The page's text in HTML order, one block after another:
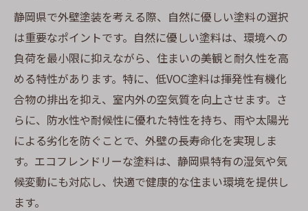
静岡県で外壁塗装を考える際、自然に優しい塗料の選択
は重要なポイントです。自然に優しい塗料は、環境への
負荷を最小限に抑えながら、住まいの美観と耐久性を高
める特性があります。特に、低VOC塗料は揮発性有機化
合物の排出を抑え、室内外の空気質を向上させます。さ
らに、防水性や耐候性に優れた特性を持ち、雨や太陽光
による劣化を防ぐことで、外壁の長寿命化を実現しま
す。エコフレンドリーな塗料は、静岡県特有の湿気や気
候変動にも対応し、快適で健康的な住まい環境を提供し
ます。